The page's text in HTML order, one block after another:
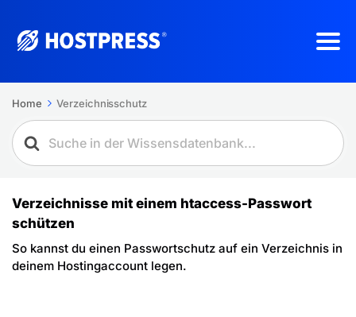
Home Verzeichnisschutz
Verzeichnisse mit einem htaccess-Passwort
schützen
So kannst du einen Passwortschutz auf ein Verzeichnis in
deinem Hostingaccount legen.